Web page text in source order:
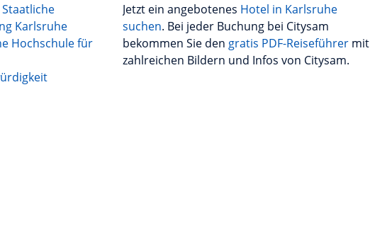
Karlsruhe
Hochschule für
Jetzt ein angebotenes Hotel in Karlsruhe
suchen. Bei jeder Buchung bei Citysam
bekommen Sie den gratis PDF-Reiseführermit
zahlreichen Bildern und Infos von Citysam.